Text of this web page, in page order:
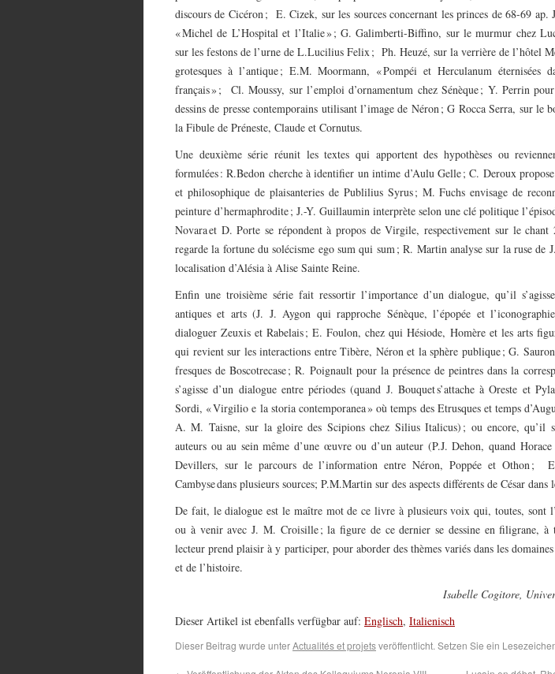
discours de Cicéron ; E. Cizek, sur les sources concernant les princes de 68-69 ap.
« Michel de L’Hospital et l’Italie » ; G. Galimberti-Biffino, sur le murmur chez
sur les festons de l’urne de L.Lucilius Felix ; Ph. Heuzé, sur la verrière de l’hôtel
grotesques à l’antique ; E.M. Moormann, « Pompéi et Herculanum éternisées
français » ; Cl. Moussy, sur l’emploi d’ornamentum chez Sénèque ; Y. Perrin
dessins de presse contemporains utilisant l’image de Néron ; G Rocca Serra, sur le
la Fibule de Préneste, Claude et Cornutus.
Une deuxième série réunit les textes qui apportent des hypothèses ou
formulées : R.Bedon cherche à identifier un intime d’Aulu Gelle ; C. Deroux
et philosophique de plaisanteries de Publilius Syrus ; M. Fuchs envisage de
peinture d’hermaphrodite ; J.-Y. Guillaumin interprète selon une clé politique
Novara et D. Porte se répondent à propos de Virgile, respectivement sur le
regarde la fortune du solécisme ego sum qui sum ; R. Martin analyse sur la ruse de
localisation d’Alésia à Alise Sainte Reine.
Enfin une troisième série fait ressortir l’importance d’un dialogue, qu’il
antiques et arts (J. J. Aygon qui rapproche Sénèque, l’épopée et
dialoguer Zeuxis et Rabelais ; E. Foulon, chez qui Hésiode, Homère et les arts
qui revient sur les interactions entre Tibère, Néron et la sphère publique ; G.
fresques de Boscotrecase ; R. Poignault pour la présence de peintres dans la
s’agisse d’un dialogue entre périodes (quand J. Bouquet s’attache à Oreste et
Sordi, « Virgilio e la storia contemporanea » où temps des Etrusques et temps
A. M. Taisne, sur la gloire des Scipions chez Silius Italicus) ; ou encore, qu’il
auteurs ou au sein même d’une œuvre ou d’un auteur (P.J. Dehon, quand
Devillers, sur le parcours de l’information entre Néron, Poppée et Othon ;
Cambyse dans plusieurs sources; P.M.Martin sur des aspects différents de César
De fait, le dialogue est le maître mot de ce livre à plusieurs voix qui, toutes, sont
ou à venir avec J. M. Croisille ; la figure de ce dernier se dessine en filigrane, à
lecteur prend plaisir à y participer, pour aborder des thèmes variés dans les
et de l’histoire.
Isabelle Cogitore,
Dieser Artikel ist ebenfalls verfügbar auf: Englisch, Italienisch
Dieser Beitrag wurde unterActualités et projetsveröffentlicht. Setzen Sie ein